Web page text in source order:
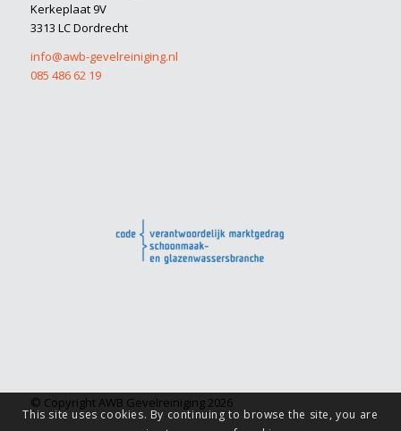
Kerkeplaat 9V
3313 LC Dordrecht
info@awb-gevelreiniging.nl
085 486 62 19
© Copyright AWB Gevelreiniging 2026
This site uses cookies. By continuing to browse the site, you are